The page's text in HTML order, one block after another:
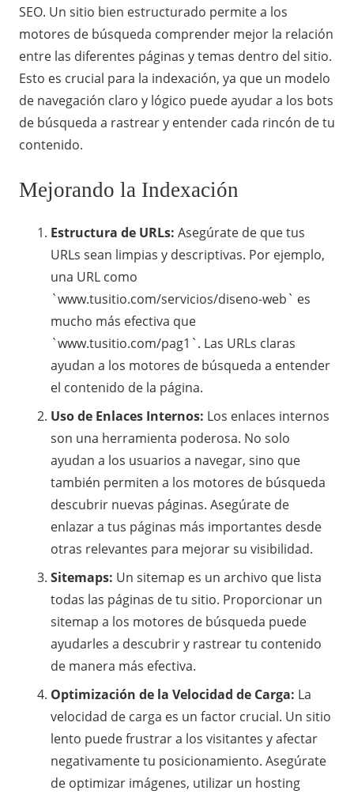
SEO. Un sitio bien estructurado permite a los
motores de búsqueda comprender mejor la relación
entre las diferentes páginas y temas dentro del sitio.
Esto es crucial para la indexación, ya que un modelo
de navegación claro y lógico puede ayudar a los bots
de búsqueda a rastrear y entender cada rincón de tu
contenido.
Mejorando la Indexación
Estructura de URLs: Asegúrate de que tus
URLs sean limpias y descriptivas. Por ejemplo,
una URL como
`www.tusitio.com/servicios/diseno-web` es
mucho más efectiva que
`www.tusitio.com/pag1`. Las URLs claras
ayudan a los motores de búsqueda a entender
el contenido de la página.
Uso de Enlaces Internos: Los enlaces internos
son una herramienta poderosa. No solo
ayudan a los usuarios a navegar, sino que
también permiten a los motores de búsqueda
descubrir nuevas páginas. Asegúrate de
enlazar a tus páginas más importantes desde
otras relevantes para mejorar su visibilidad.
Sitemaps: Un sitemap es un archivo que lista
todas las páginas de tu sitio. Proporcionar un
sitemap a los motores de búsqueda puede
ayudarles a descubrir y rastrear tu contenido
de manera más efectiva.
Optimización de la Velocidad de Carga: La
velocidad de carga es un factor crucial. Un sitio
lento puede frustrar a los visitantes y afectar
negativamente tu posicionamiento. Asegúrate
de optimizar imágenes, utilizar un hosting